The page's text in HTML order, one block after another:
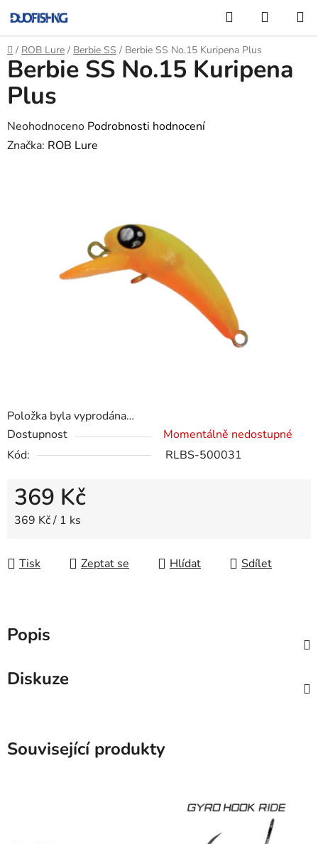
na
obsah
Hledat
KOŠÍK
Domů
/ ROB Lure / Berbie SS / Berbie SS No.15 Kuripena Plus
Položka byla vyprodána…
Dostupnost
Momentálně nedostupné
Kód:
RLBS-500031
369 Kč
Měrná cena:
369 Kč / 1 ks
Tisk Zeptat se Hlídat Sdílet
Berbie SS No.15 Kuripena
Plus
Průměrné
hodnocení
Neohodnoceno Podrobnosti hodnocení
Značka: ROB Lure
Popis
Diskuze
Související produkty